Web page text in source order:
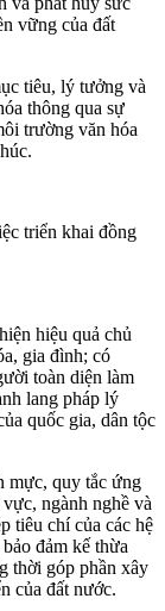
vững của đất
tiêu, lý tưởng và
thông qua sự
trường văn hóa
triển khai đồng
hiệu quả chủ
gia đình; có
toàn diện làm
lang pháp lý
quốc gia, dân tộc
mực, quy tắc ứng
ngành nghề và
tiêu chí của các hệ
đảm kế thừa
thời góp phần xây
của đất nước.